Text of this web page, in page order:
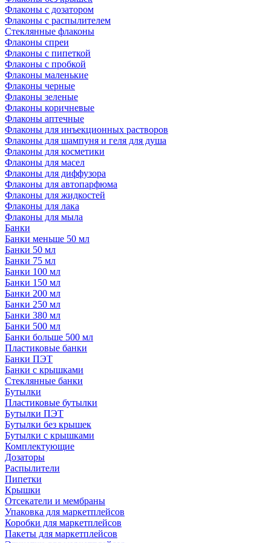
Флаконы с дозатором
Флаконы с распылителем
Стеклянные флаконы
Флаконы cпреи
Флаконы с пипеткой
Флаконы с пробкой
Флаконы маленькие
Флаконы черные
Флаконы зеленые
Флаконы коричневые
Флаконы аптечные
Флаконы для инъекционных растворов
Флаконы для шампуня и геля для душа
Флаконы для косметики
Флаконы для масел
Флаконы для диффузора
Флаконы для автопарфюма
Флаконы для жидкостей
Флаконы для лака
Флаконы для мыла
Банки
Банки меньше 50 мл
Банки 50 мл
Банки 75 мл
Банки 100 мл
Банки 150 мл
Банки 200 мл
Банки 250 мл
Банки 380 мл
Банки 500 мл
Банки больше 500 мл
Пластиковые банки
Банки ПЭТ
Банки с крышками
Стеклянные банки
Бутылки
Пластиковые бутылки
Бутылки ПЭТ
Бутылки без крышек
Бутылки с крышками
Комплектующие
Дозаторы
Распылители
Пипетки
Крышки
Отсекатели и мембраны
Упаковка для маркетплейсов
Коробки для маркетплейсов
Пакеты для маркетплейсов